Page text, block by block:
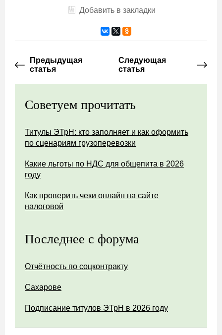
Добавить в закладки
Предыдущая
статья
Следующая
статья
Советуем прочитать
Титулы ЭТрН: кто заполняет и как оформить
по сценариям грузоперевозки
Какие льготы по НДС для общепита в 2026
году
Как проверить чеки онлайн на сайте
налоговой
Последнее с форума
Отчётность по соцконтракту
Сахарове
Подписание титулов ЭТрН в 2026 году